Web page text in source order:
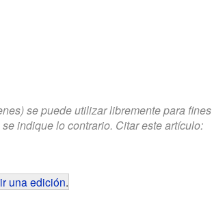
se puede utilizar libremente para fines
indique lo contrario. Citar este artículo:
una edición.